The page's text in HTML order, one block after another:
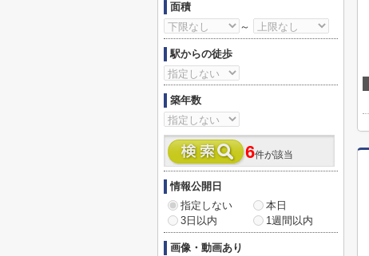
面積
～
駅からの徒歩
築年数
6件が該当
情報公開日
指定しない
本日
3日以内
1週間以内
画像・動画あり